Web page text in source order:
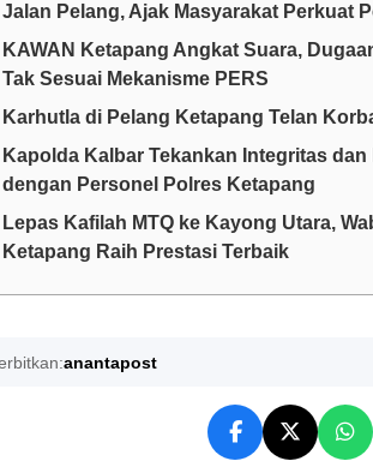
Jalan Pelang, Ajak Masyarakat Perkuat
KAWAN Ketapang Angkat Suara,
Tak Sesuai Mekanisme PERS
Karhutla di Pelang Ketapang Telan
Kapolda Kalbar Tekankan Integritas
dengan Personel Polres Ketapang
Lepas Kafilah MTQ ke Kayong Utara,
Ketapang Raih Prestasi Terbaik
anantapost